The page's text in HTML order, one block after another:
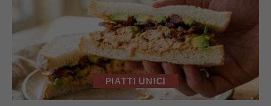
PIATTI UNICI